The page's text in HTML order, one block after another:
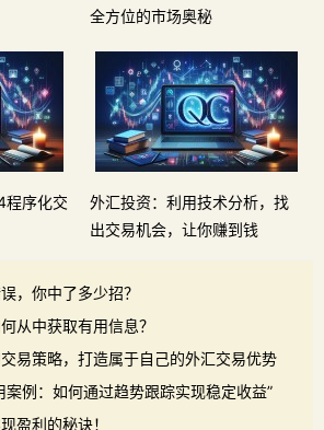
全方位的市场奥秘
程序化交
外汇投资：利用技术分析，找
出交易机会，让你赚到钱
，你中了多少招？
从中获取有用信息？
易策略，打造属于自己的外汇交易优势
案例：如何通过趋势跟踪实现稳定收益”
盈利的秘诀！